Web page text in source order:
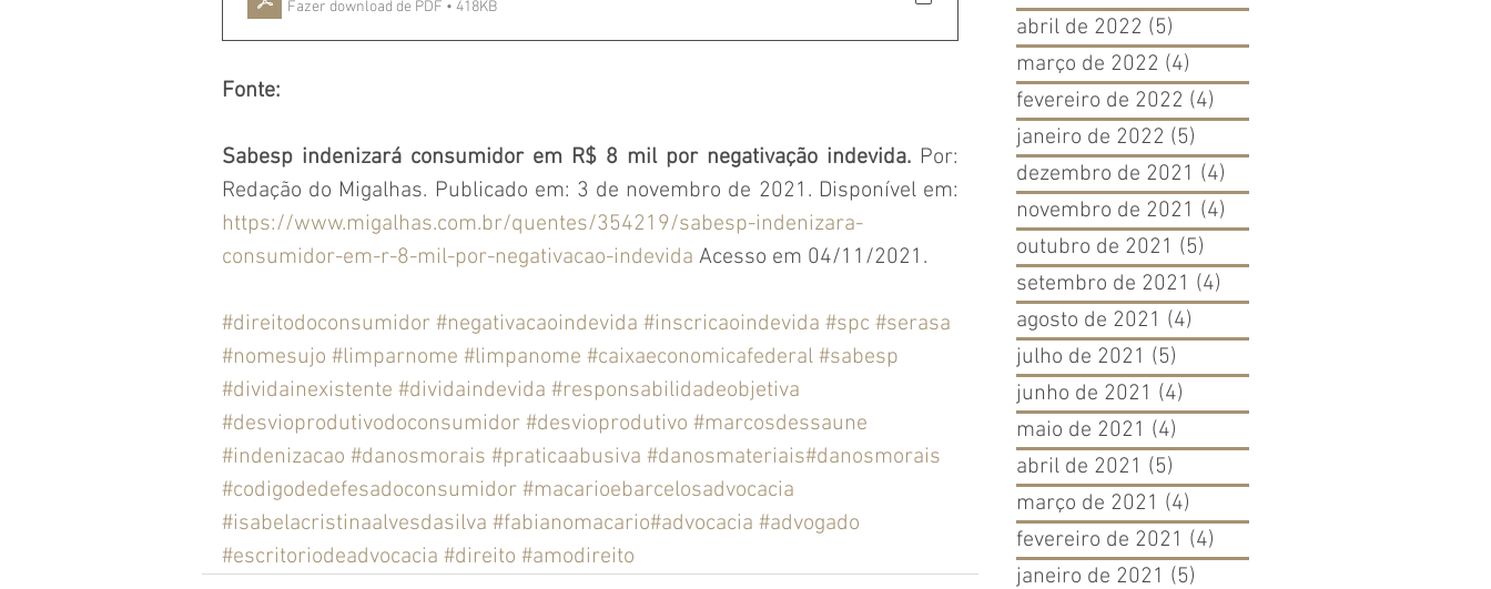
Fazer download de PDF • 418KB
Fonte:
Sabesp indenizará consumidor em R$ 8 mil por negativação indevida. Por:
https://www.migalhas.com.br/quentes/354219/sabesp-indenizara-
consumidor-em-r-8-mil-por-negativacao-indevida Acesso em 04/11/2021.
#direitodoconsumidor #negativacaoindevida #inscricaoindevida #spc #serasa
#nomesujo #limparnome #limpanome #caixaeconomicafederal #sabesp
#dividainexistente #dividaindevida #responsabilidadeobjetiva
#desvioprodutivodoconsumidor #desvioprodutivo #marcosdessaune
#indenizacao #danosmorais #praticaabusiva #danosmateriais#danosmorais
#codigodedefesadoconsumidor #macarioebarcelosadvocacia
#isabelacristinaalvesdasilva #fabianomacario#advocacia #advogado
#escritoriodeadvocacia #direito #amodireito
abril de 2022 (5)
março de 2022 (4)
fevereiro de 2022 (4)
janeiro de 2022 (5)
dezembro de 2021 (4)
novembro de 2021 (4)
outubro de 2021 (5)
setembro de 2021 (4)
agosto de 2021 (4)
julho de 2021 (5)
junho de 2021 (4)
maio de 2021 (4)
abril de 2021 (5)
março de 2021 (4)
fevereiro de 2021 (4)
janeiro de 2021 (5)